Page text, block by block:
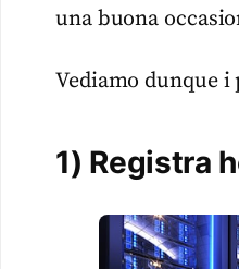
una buona
Vediamo dunque i
1) Registra